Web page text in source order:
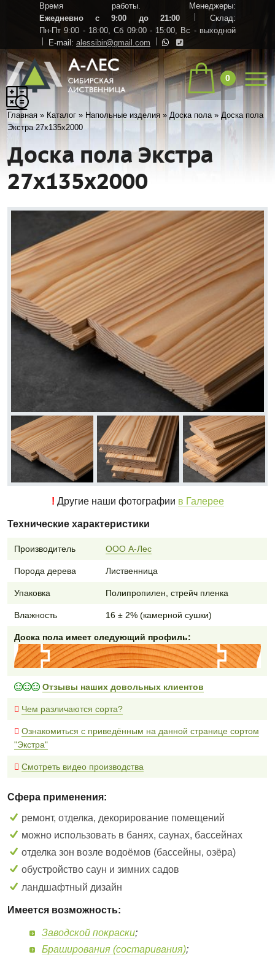
Время работы. Менеджеры:
Ежедневно с 9:00 до 21:00
Склад:
Пн-Пт 9:00 - 18:00, Сб 09:00 - 15:00, Вс - выходной
E-mail: alessibir@gmail.com
0
Главная » Каталог » Напольные изделия »Доска пола »Доска пола
Экстра 27х135х2000
Доска пола Экстра
27х135х2000
! Другие наши фотографии в Галерее
Технические характеристики
Производитель ООО А-Лес
Порода дерева Лиственница
Упаковка Полипропилен, стрейч пленка
Влажность 16 ± 2% (камерной сушки)
Доска пола имеет следующий профиль:
Отзывы наших довольных клиентов
Чем различаются сорта?
Ознакомиться с приведённым на данной странице сортом
"Экстра"
Смотреть видео производства
Сфера применения:
ремонт, отделка, декорирование помещений
можно использовать в банях, саунах, бассейнах
отделка зон возле водоёмов (бассейны, озёра)
обустройство саун и зимних садов
ландшафтный дизайн
Имеется возможность:
Заводской покраски;
Браширования (состаривания);